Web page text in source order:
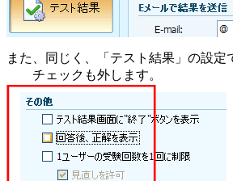
また、同じく、「テスト結果」の設
チェックも外します。